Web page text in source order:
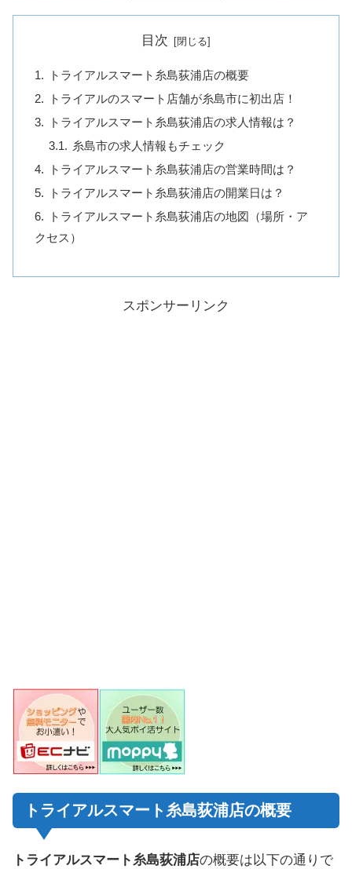
目次
トライアルスマート糸島荻浦店の概要
トライアルのスマート店舗が糸島市に初出店！
トライアルスマート糸島荻浦店の求人情報は？
糸島市の求人情報もチェック
トライアルスマート糸島荻浦店の営業時間は？
トライアルスマート糸島荻浦店の開業日は？
トライアルスマート糸島荻浦店の地図（場所・ア
クセス）
スポンサーリンク
トライアルスマート糸島荻浦店の概要
トライアルスマート糸島荻浦店の概要は以下の通りで